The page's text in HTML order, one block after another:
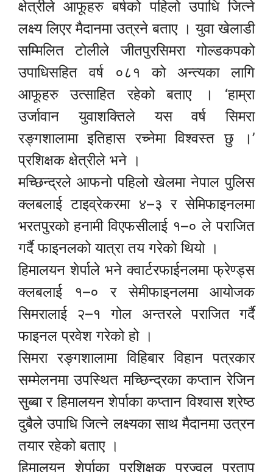
क्षेत्रीले आफूहरु बर्षको पहिलो उपाधि जित्ने
लक्ष्य लिएर मैदानमा उत्रने बताए । युवा खेलाडी
सम्मिलित टोलीले जीतपुरसिमरा गोल्डकपको
उपाधिसहित वर्ष ०८१ को अन्त्यका लागि
आफूहरु उत्साहित रहेको बताए । ‘हाम्रा
उर्जावान युवाशक्तिले यस वर्ष सिमरा
रङ्गशालामा इतिहास रच्नेमा विश्वस्त छु ।’
प्रशिक्षक क्षेत्रीले भने ।
मच्छिन्द्रले आफनो पहिलो खेलमा नेपाल पुलिस
क्लबलाई टाइव्रेकरमा ४–३ र सेमिफाइनलमा
भरतपुरको हनामी विएफसीलाई १–० ले पराजित
गर्दै फाइनलको यात्रा तय गरेको थियो ।
हिमालयन शेर्पाले भने क्वार्टरफाईनलमा फ्रेण्ड्स
क्लबलाई १–० र सेमीफाइनलमा आयोजक
सिमरालाई २–१ गोल अन्तरले पराजित गर्दै
फाइनल प्रवेश गरेको हो ।
सिमरा रङ्गशालामा विहिबार विहान पत्रकार
सम्मेलनमा उपस्थित मच्छिन्द्रका कप्तान रेजिन
सुब्बा र हिमालयन शेर्पाका कप्तान विश्वास श्रेष्ठ
दुबैले उपाधि जित्ने लक्ष्यका साथ मैदानमा उत्रन
तयार रहेको बताए ।
हिमालयन शेर्पाका प्रशिक्षक प्रज्वल प्रताप